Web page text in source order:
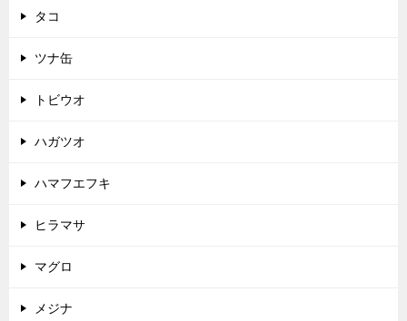
タコ
ツナ缶
トビウオ
ハガツオ
ハマフエフキ
ヒラマサ
マグロ
メジナ